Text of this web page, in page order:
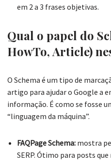
em 2 a 3 frases objetivas.
Qual o papel do
HowTo, Article)
O Schema é um tipo de
artigo para ajudar o Google a
informação. É como se fosse
“linguagem da máquina”.
FAQPage Schema: mostra
SERP. Ótimo para posts